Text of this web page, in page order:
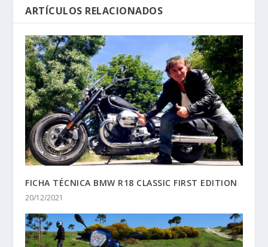
ARTÍCULOS RELACIONADOS
FICHA TÉCNICA BMW R18 CLASSIC FIRST EDITION
20/12/2021